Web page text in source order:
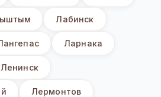
Лабинск
Ларнака
Ленинск
Лермонтов